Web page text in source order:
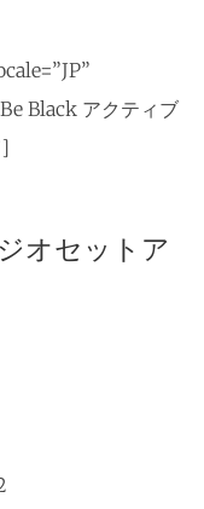
Black アクティブ
オセットア